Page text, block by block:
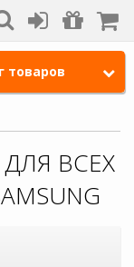
товаров
ВСЕХ